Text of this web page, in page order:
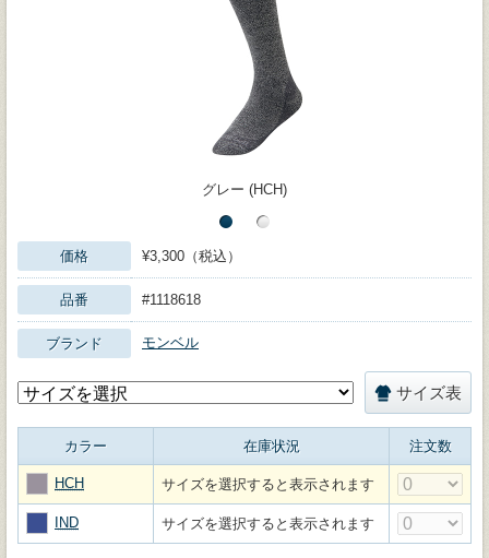
グレー (HCH)
価格 ¥3,300（税込）
品番 #1118618
ブランド モンベル
サイズ表
カラー 在庫状況 注文数
HCH サイズを選択すると表示されます
IND サイズを選択すると表示されます